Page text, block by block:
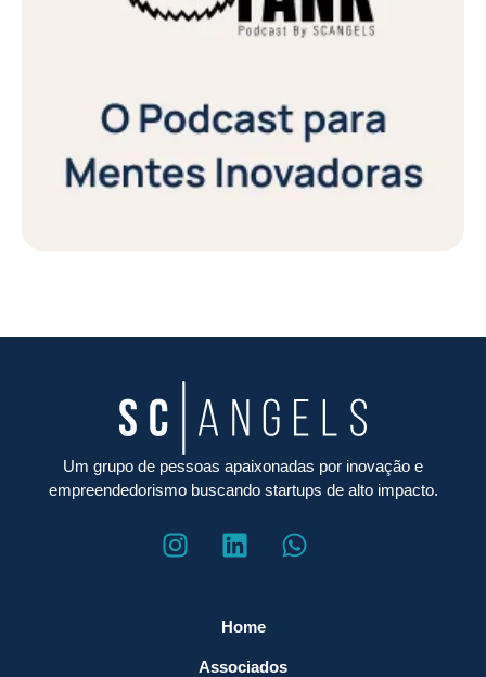
Um grupo de pessoas apaixonadas por inovação e
empreendedorismo buscando startups de alto impacto.
Home
Associados